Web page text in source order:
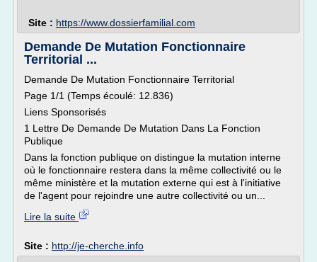
Site : https://www.dossierfamilial.com
Demande De Mutation Fonctionnaire
Territorial ...
Demande De Mutation Fonctionnaire Territorial
Page 1/1 (Temps écoulé: 12.836)
Liens Sponsorisés
1 Lettre De Demande De Mutation Dans La Fonction
Publique
Dans la fonction publique on distingue la mutation interne
où le fonctionnaire restera dans la même collectivité ou le
même ministère et la mutation externe qui est à l'initiative
de l'agent pour rejoindre une autre collectivité ou un...
Lire la suite
Site : http://je-cherche.info